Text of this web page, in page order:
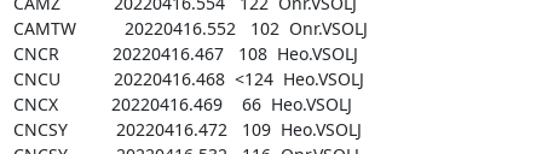
CAMTW          20220416.552   102  Onr.VSOLJ
CNCR           20220416.467   108  Heo.VSOLJ
CNCU           20220416.468  <124  Heo.VSOLJ
CNCX           20220416.469    66  Heo.VSOLJ
CNCSY          20220416.472   109  Heo.VSOLJ